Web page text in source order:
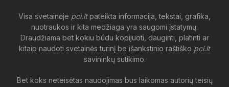
Visa svetainėje pci.ltpateikta informacija, tekstai, grafika,
nuotraukos ir kita medžiaga yra saugomi įstatymų.
Draudžiama bet kokiu būdu kopijuoti, dauginti, platinti ar
kitaip naudoti svetainės turinį be išankstinio raštiško pci.lt
savininkų sutikimo.
Bet koks neteisėtas naudojimas bus laikomas autorių teisių